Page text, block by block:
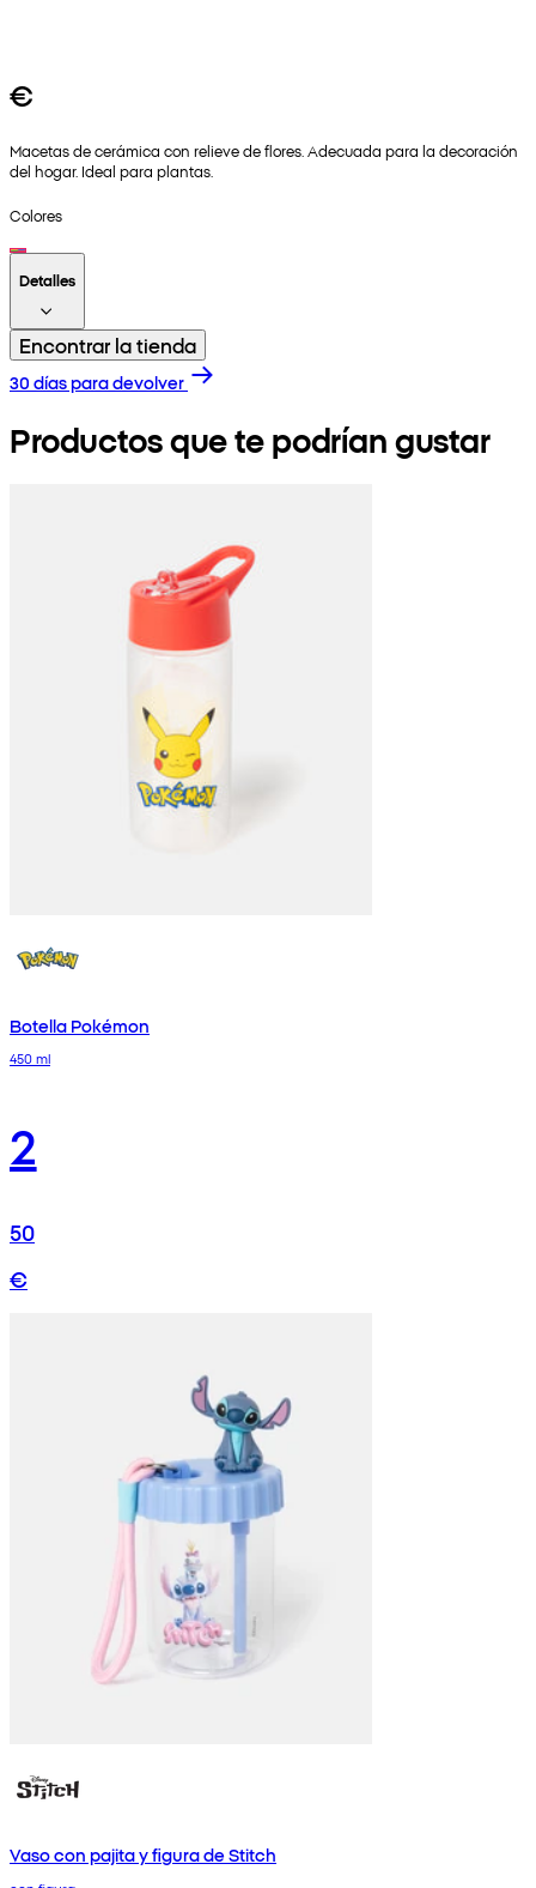
€
Macetas de cerámica con relieve de flores. Adecuada para la decoración
del hogar. Ideal para plantas.
Colores
Detalles
Encontrar la tienda
30 días para devolver
Productos que te podrían gustar
Botella Pokémon
450 ml
2
50
€
Vaso con pajita y figura de Stitch